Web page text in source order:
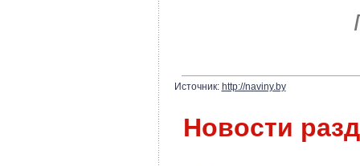
Источник: http://naviny.by
Новости